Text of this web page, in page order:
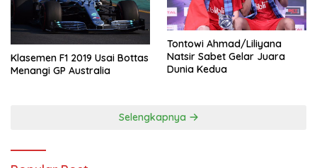
Klasemen F1 2019 Usai Bottas
Menangi GP Australia
Tontowi Ahmad/Liliyana
Natsir Sabet Gelar Juara
Dunia Kedua
Selengkapnya